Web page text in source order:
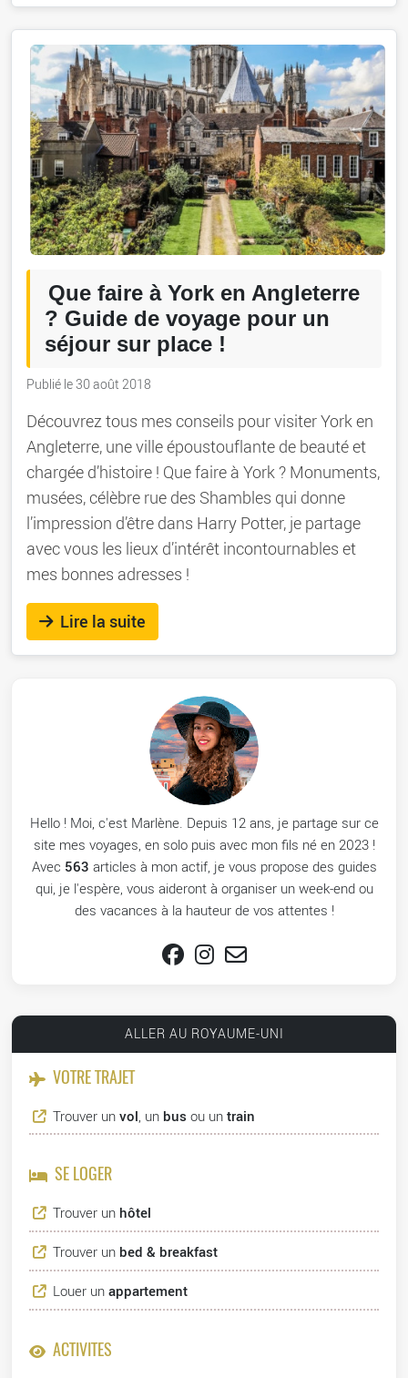
Que faire à York en Angleterre
? Guide de voyage pour un
séjour sur place !
Publié le 30 août 2018
Découvrez tous mes conseils pour visiter York en
Angleterre, une ville époustouflante de beauté et
chargée d’histoire ! Que faire à York ? Monuments,
musées, célèbre rue des Shambles qui donne
l’impression d’être dans Harry Potter, je partage
avec vous les lieux d’intérêt incontournables et
mes bonnes adresses !
Lire la suite
Hello ! Moi, c'est Marlène. Depuis 12 ans, je partage sur ce
site mes voyages, en solo puis avec mon fils né en 2023 !
Avec 563 articles à mon actif, je vous propose des guides
qui, je l'espère, vous aideront à organiser un week-end ou
des vacances à la hauteur de vos attentes !
ALLER AU ROYAUME-UNI
VOTRE TRAJET
Trouver unvol, un bus ou untrain
SE LOGER
Trouver un hôtel
Trouver un bed & breakfast
Louer unappartement
ACTIVITÉS